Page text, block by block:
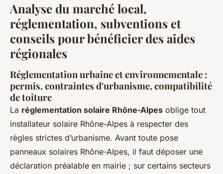
Analyse du marché local,
réglementation, subventions et
conseils pour bénéficier des aides
régionales
Réglementation urbaine et environnementale :
permis, contraintes d'urbanisme, compatibilité
de toiture
La réglementation solaire Rhône-Alpes oblige tout
installateur solaire Rhône-Alpes à respecter des
règles strictes d’urbanisme. Avant toute pose
panneaux solaires Rhône-Alpes, il faut déposer une
déclaration préalable en mairie ; sur certains secteurs